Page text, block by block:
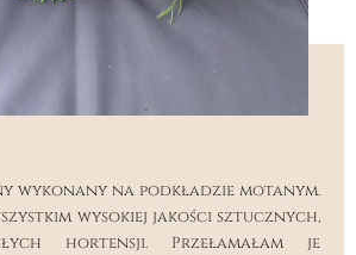
wykonany na podkładzie motanym.
wysokiej jakości sztucznych,
hortensji. Przełamałam je